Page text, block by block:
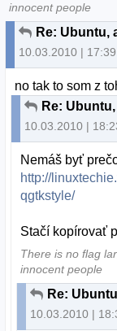
innocent people
10.03.2010 | 17:39
no tak to som z
10.03.2010 |
Nemáš byť
http://
qgtkstyle/
Stačí kopírovať
There is no flag
innocent people
10.03.2010 |